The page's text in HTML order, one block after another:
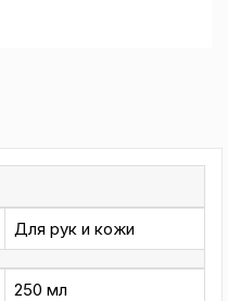
Для рук и кожи
250 мл